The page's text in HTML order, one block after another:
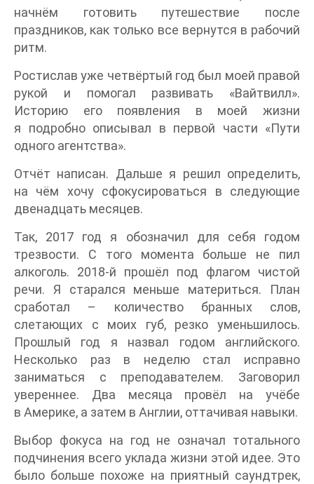
начнём готовить путешествие после
праздников, как только все вернутся в рабочий
ритм.
Ростислав уже четвёртый год был моей правой
рукой и помогал развивать «Вайтвилл».
Историю его появления в моей жизни
я подробно описывал в первой части «Пути
одного агентства».
Отчёт написан. Дальше я решил определить,
на чём хочу сфокусироваться в следующие
двенадцать месяцев.
Так, 2017 год я обозначил для себя годом
трезвости. С того момента больше не пил
алкоголь. 2018-й прошёл под флагом чистой
речи. Я старался меньше материться. План
сработал – количество бранных слов,
слетающих с моих губ, резко уменьшилось.
Прошлый год я назвал годом английского.
Несколько раз в неделю стал исправно
заниматься с преподавателем. Заговорил
увереннее. Два месяца провёл на учёбе
в Америке, а затем в Англии, оттачивая навыки.
Выбор фокуса на год не означал тотального
подчинения всего уклада жизни этой идее. Это
было больше похоже на приятный саундтрек,